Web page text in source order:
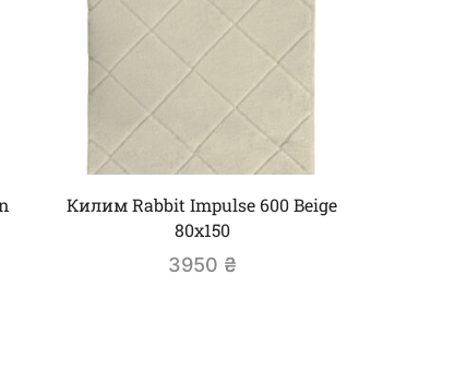
Килим Rabbit Impulse 600 Beige
80х150
3950 ₴